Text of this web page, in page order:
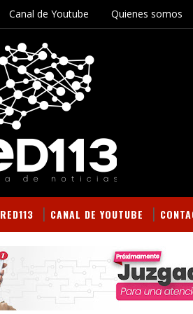
Canal de Youtube Quienes somos
RED113 CANAL DE YOUTUBE